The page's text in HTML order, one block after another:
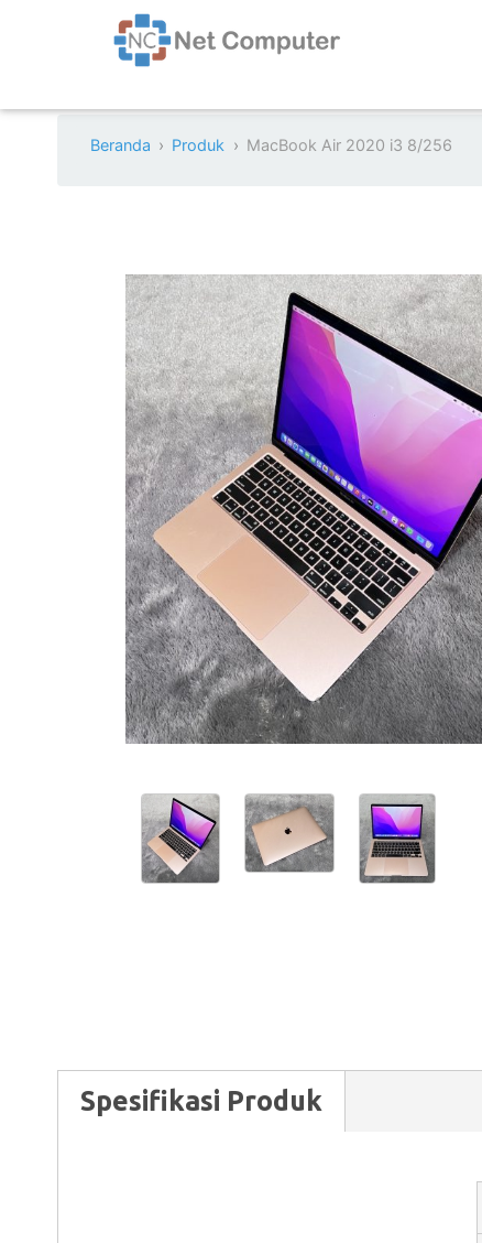
Beranda Produk MacBook Air 2020 i3 8/256
Spesifikasi Produk